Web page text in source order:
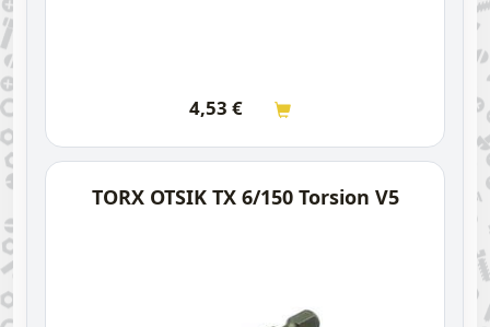
4,53 €
TORX OTSIK TX 6/150 Torsion V5